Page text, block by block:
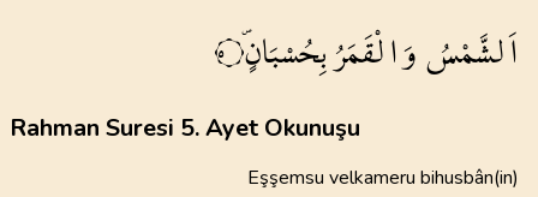
اَلشَّمْسُوَالْقَمَرُبِحُسْبَانٍۖ ٥
Rahman Suresi 5. Ayet Okunuşu
Eşşemsu velkameru bihusbân(in)